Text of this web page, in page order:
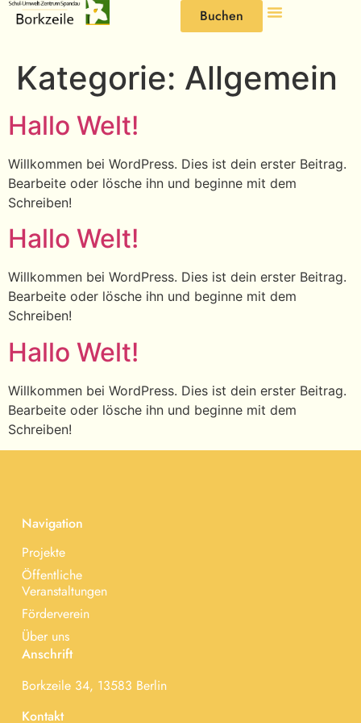
Buchen
Kategorie: Allgemein
Hallo Welt!
Willkommen bei WordPress. Dies ist dein erster Beitrag.
Bearbeite oder lösche ihn und beginne mit dem
Schreiben!
Hallo Welt!
Willkommen bei WordPress. Dies ist dein erster Beitrag.
Bearbeite oder lösche ihn und beginne mit dem
Schreiben!
Hallo Welt!
Willkommen bei WordPress. Dies ist dein erster Beitrag.
Bearbeite oder lösche ihn und beginne mit dem
Schreiben!
Navigation
Projekte
Öffentliche
Veranstaltungen
Förderverein
Über uns
Anschrift
Borkzeile 34, 13583 Berlin
Kontakt